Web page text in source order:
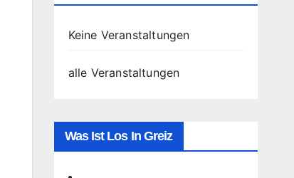
Keine Veranstaltungen
alle Veranstaltungen
Was Ist Los In Greiz